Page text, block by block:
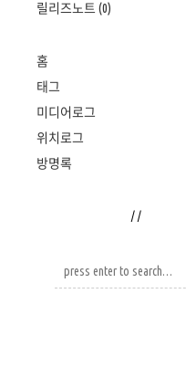
릴리즈노트 (0)
홈
태그
미디어로그
위치로그
방명록
/ /